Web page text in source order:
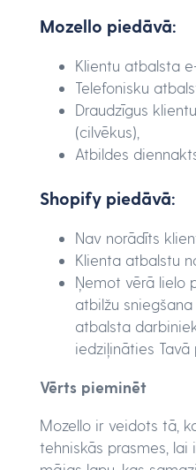
Mozello piedāvā:
Klientu atbalsta
Telefonisku
Draudzīgus
(cilvēkus),
Atbildes
Shopify piedāvā:
Nav norādīts
Klienta atbalstu
Ņemot vērā lielo
atbilžu
atbalsta
iedziļināties Tavā
Vērts pieminēt
Mozello ir veidots tā,
tehniskās prasmes, lai